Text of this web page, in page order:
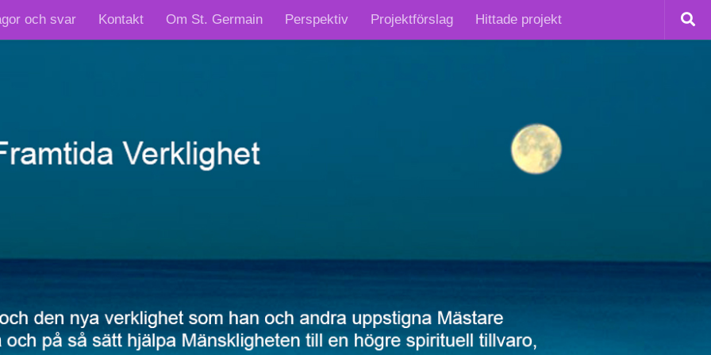
och svar Kontakt Om St. Germain Perspektiv Projektförslag Hittade projekt